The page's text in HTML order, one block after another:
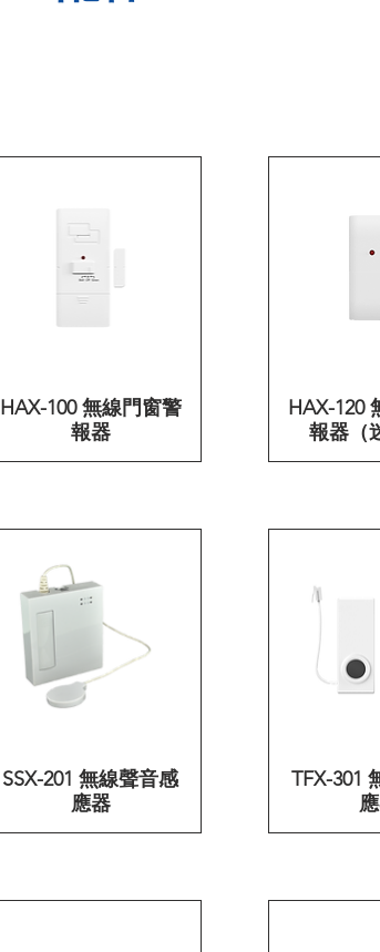
快速瀏覽
HAX-100 無線門窗警
報器
快
HAX-120
報器（
快速瀏覽
SSX-201 無線聲音感
應器
快
TFX-301